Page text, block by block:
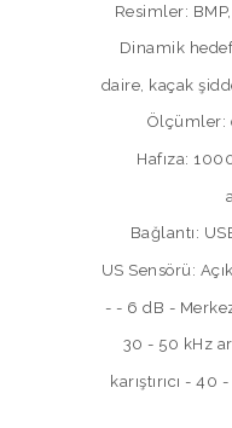
Resimler:
Dinamik
daire, kaçak
Ölçümler:
Hafıza:
Bağlantı:
US Sensörü:
- - 6 dB -
30 - 50 kHz
karıştırıcı -